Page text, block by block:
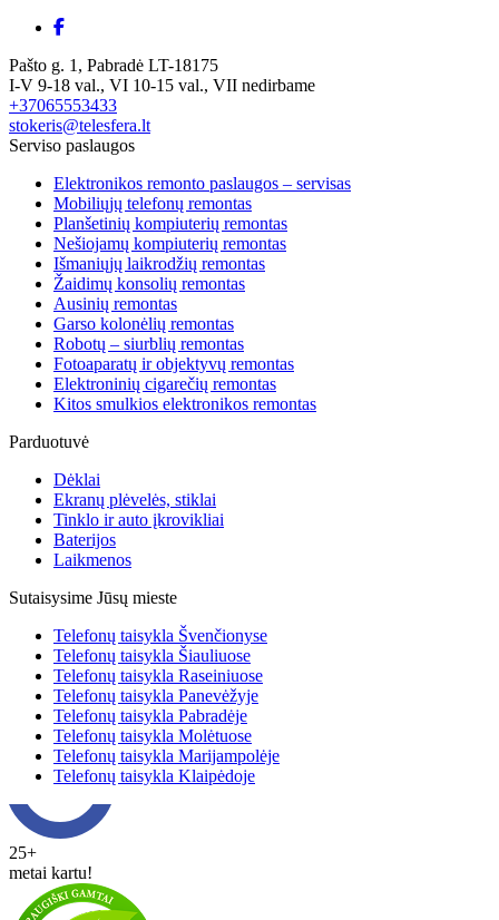
Pašto g. 1, Pabradė LT-18175
I-V 9-18 val., VI 10-15 val., VII nedirbame
+37065553433
stokeris@telesfera.lt
Serviso paslaugos
Elektronikos remonto paslaugos – servisas
Mobiliųjų telefonų remontas
Planšetinių kompiuterių remontas
Nešiojamų kompiuterių remontas
Išmaniųjų laikrodžių remontas
Žaidimų konsolių remontas
Ausinių remontas
Garso kolonėlių remontas
Robotų – siurblių remontas
Fotoaparatų ir objektyvų remontas
Elektroninių cigarečių remontas
Kitos smulkios elektronikos remontas
Parduotuvė
Dėklai
Ekranų plėvelės, stiklai
Tinklo ir auto įkrovikliai
Baterijos
Laikmenos
Sutaisysime Jūsų mieste
Telefonų taisykla Švenčionyse
Telefonų taisykla Šiauliuose
Telefonų taisykla Raseiniuose
Telefonų taisykla Panevėžyje
Telefonų taisykla Pabradėje
Telefonų taisykla Molėtuose
Telefonų taisykla Marijampolėje
Telefonų taisykla Klaipėdoje
25+
metai kartu!